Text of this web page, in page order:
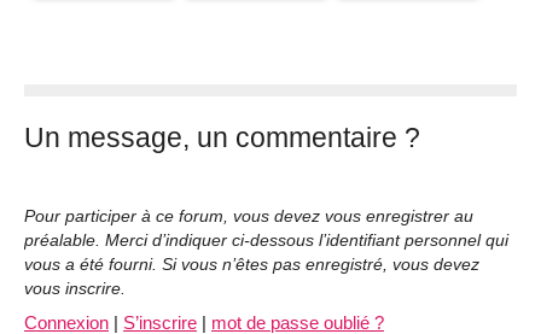
Un message, un commentaire ?
Pour participer à ce forum, vous devez vous enregistrer au
préalable. Merci d’indiquer ci-dessous l’identifiant personnel qui
vous a été fourni. Si vous n’êtes pas enregistré, vous devez
vous inscrire.
Connexion | S’inscrire | mot de passe oublié ?